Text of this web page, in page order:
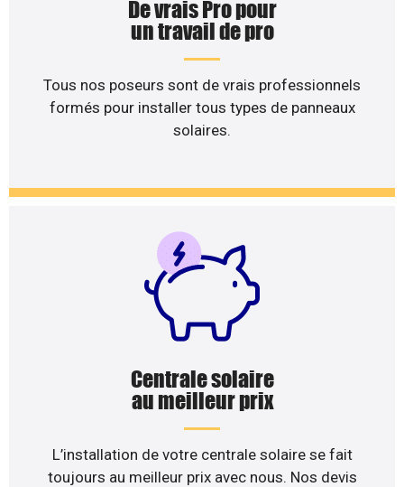
De vrais Pro pour
un travail de pro
Tous nos poseurs sont de vrais professionnels
formés pour installer tous types de panneaux
solaires.
Centrale solaire
au meilleur prix
L’installation de votre centrale solaire se fait
toujours au meilleur prix avec nous. Nos devis